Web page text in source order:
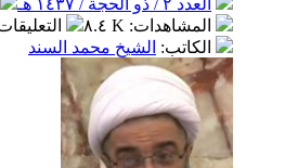
: ٨.٤ K التعليقات:٠
الشيخ محمد السند